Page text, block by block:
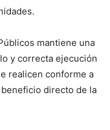
mantiene una
y correcta ejecución
realicen conforme a
directo de la